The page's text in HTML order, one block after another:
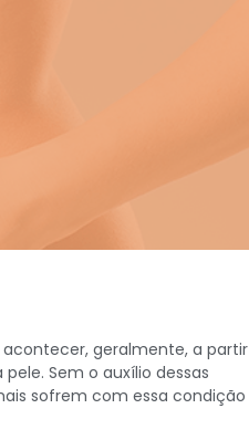
geralmente, a partir
Sem o auxílio dessas
sofrem com essa condição